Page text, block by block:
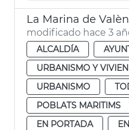
La Marina de
modificado hace 3
ALCALDÍA
URBANISMO Y
URBANISMO
POBLATS MARITIMS
EN PORTADA